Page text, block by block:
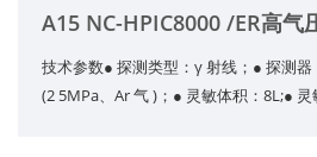
A15 NC-HPIC8000 /ER高气
技术参数● 探测类型：γ 射线；● 探测
(2 5MPa、Ar 气 )；● 灵敏体积：8L;● 灵